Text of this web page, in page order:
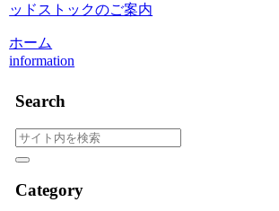
ッドストックのご案内
ホーム
information
Search
Category